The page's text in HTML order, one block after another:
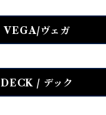
VEGA/ヴェガ
DECK / デック